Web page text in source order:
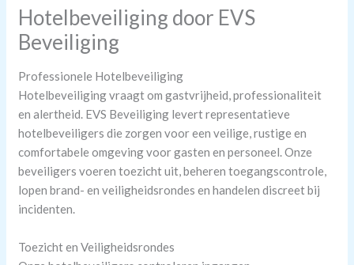
Hotelbeveiliging door EVS
Beveiliging
Professionele Hotelbeveiliging
Hotelbeveiliging vraagt om gastvrijheid, professionaliteit
en alertheid. EVS Beveiliging levert representatieve
hotelbeveiligers die zorgen voor een veilige, rustige en
comfortabele omgeving voor gasten en personeel. Onze
beveiligers voeren toezicht uit, beheren toegangscontrole,
lopen brand- en veiligheidsrondes en handelen discreet bij
incidenten.
Toezicht en Veiligheidsrondes